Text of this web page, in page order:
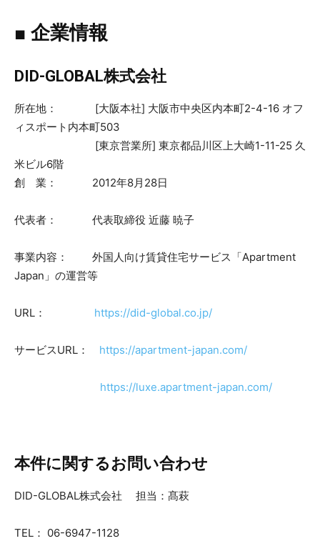
■ 企業情報
DID-GLOBAL株式会社
所在地： [大阪本社] 大阪市中央区内本町2-4-16 オフ
ィスポート内本町503
[東京営業所] 東京都品川区上大崎1-11-25 久
米ビル6階
創 業： 2012年8月28日
代表者： 代表取締役 近藤 暁子
事業内容： 外国人向け賃貸住宅サービス「Apartment
Japan」の運営等
URL： https://did-global.co.jp/
サービスURL： https://apartment-japan.com/
https://luxe.apartment-japan.com/
本件に関するお問い合わせ
DID-GLOBAL株式会社 担当：髙萩
TEL： 06-6947-1128